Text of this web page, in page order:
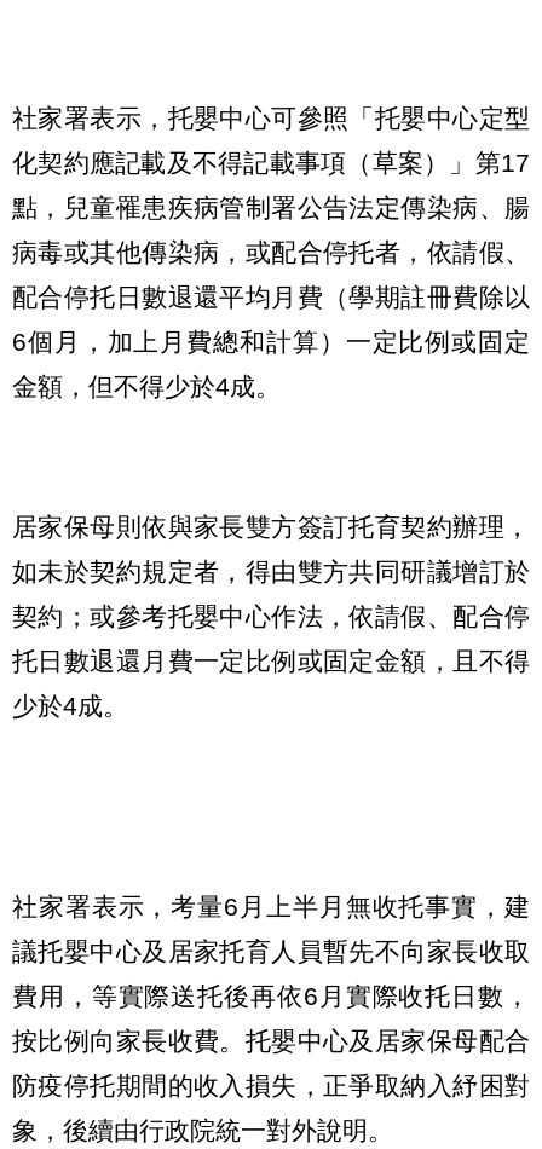
社家署表示，托嬰中心可參照「托嬰中心定型
化契約應記載及不得記載事項（草案）」第17
點，兒童罹患疾病管制署公告法定傳染病、腸
病毒或其他傳染病，或配合停托者，依請假、
配合停托日數退還平均月費（學期註冊費除以
6個月，加上月費總和計算）一定比例或固定
金額，但不得少於4成。
居家保母則依與家長雙方簽訂托育契約辦理，
如未於契約規定者，得由雙方共同研議增訂於
契約；或參考托嬰中心作法，依請假、配合停
托日數退還月費一定比例或固定金額，且不得
少於4成。
社家署表示，考量6月上半月無收托事實，建
議托嬰中心及居家托育人員暫先不向家長收取
費用，等實際送托後再依6月實際收托日數，
按比例向家長收費。托嬰中心及居家保母配合
防疫停托期間的收入損失，正爭取納入紓困對
象，後續由行政院統一對外說明。